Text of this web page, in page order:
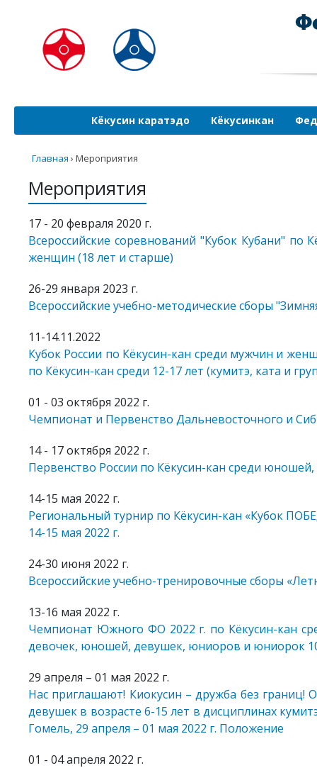
Кёкусин каратэдо Кёкусинкан
Главная › Мероприятия
Мероприятия
17 - 20 февраля 2020 г.
Всероссийские соревнований "Кубок Кубани"
женщин (18 лет и старше)
26-29 января 2023 г.
Всероссийские учебно-методические сборы
11-14.11.2022
Кубок России по Кёкусин-кан среди мужчин и
по Кёкусин-кан среди 12-17 лет (кумитэ, ката и
01 - 03 октября 2022 г.
Чемпионат и Первенство Дальневосточного и
14 - 17 октября 2022 г.
Первенство России по Кёкусин-кан среди
14-15 мая 2022 г.
Региональный турнир по Кёкусин-кан «Кубок
14-15 мая 2022 г.
24-30 июня 2022 г.
Всероссийские учебно-тренировочные сборы
13-16 мая 2022 г.
Чемпионат Южного ФО 2022 г. по Кёкусин-кан
девочек, юношей, девушек, юниоров и юниорок
29 апреля – 01 мая 2022 г.
Нас приглашают! Киокусин – дружба без
девушек в возрасте 6-15 лет в дисциплинах
Гомель, 29 апреля – 01 мая 2022 г. Положение
01 - 04 апреля 2022 г.